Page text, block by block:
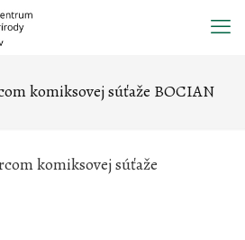
komiksovej súťaže BOCIAN
komiksovej súťaže